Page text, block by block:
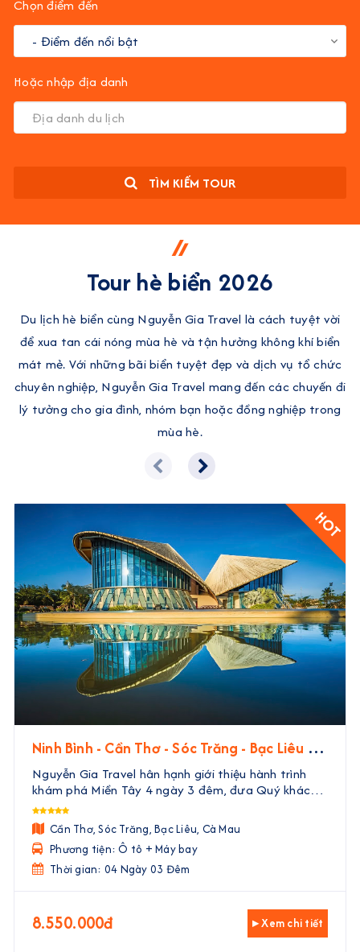
Chọn điểm đến
Hoặc nhập địa danh
TÌM KIẾM TOUR
Tour hè biển 2026
Du lịch hè biển cùng Nguyễn Gia Travel là cách tuyệt vời
để xua tan cái nóng mùa hè và tận hưởng không khí biển
mát mẻ. Với những bãi biển tuyệt đẹp và dịch vụ tổ chức
chuyên nghiệp, Nguyễn Gia Travel mang đến các chuyến đi
lý tưởng cho gia đình, nhóm bạn hoặc đồng nghiệp trong
mùa hè.
HOT
Ninh Bình - Cần Thơ - Sóc Trăng - Bạc Liêu -
Cà Mau | 4 Ngày 3 Đêm
Nguyễn Gia Travel hân hạnh giới thiệu hành trình
khám phá Miền Tây 4 ngày 3 đêm, đưa Quý khách
đến với vẻ đẹp trù phú, văn hóa độc đáo và ẩm thực
phong phú của vùng đất phương Nam. Với sự kết
hợp hoà ...
Cần Thơ, Sóc Trăng, Bạc Liêu, Cà Mau
Phương tiện: Ô tô + Máy bay
Thời gian: 04 Ngày 03 Đêm
8.550.000đ ▸ Xem chi tiết